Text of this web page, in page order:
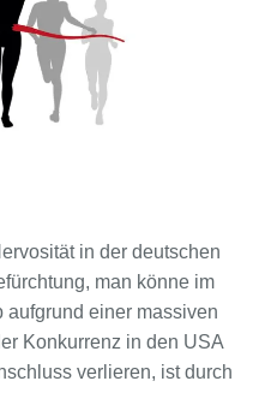
in der deutschen
man könne im
aufgrund einer massiven
Konkurrenz in den USA
verlieren, ist durch